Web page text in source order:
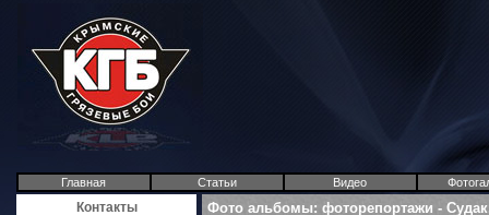
Главная Статьи Видео
Контакты Фото альбомы: фоторепортажи -